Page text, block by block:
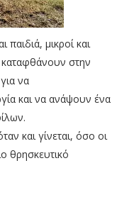
παιδιά, μικροί και
καταφθάνουν στην
να
και να ανάψουν ένα
και γίνεται, όσο οι
θρησκευτικό